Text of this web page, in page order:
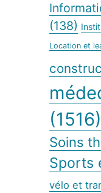
(138)
Location et
(1516)
Soins
Sports
vélo et